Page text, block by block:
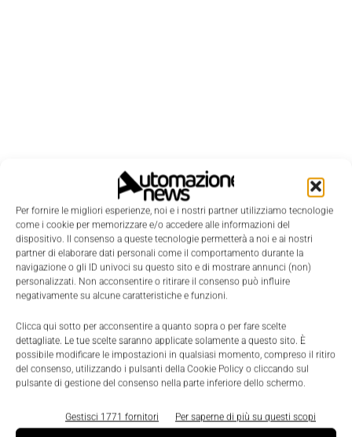
Per fornire le migliori esperienze, noi e i nostri partner utilizziamo tecnologie
come i cookie per memorizzare e/o accedere alle informazioni del
dispositivo. Il consenso a queste tecnologie permetterà a noi e ai nostri
partner di elaborare dati personali come il comportamento durante la
navigazione o gli ID univoci su questo sito e di mostrare annunci (non)
personalizzati. Non acconsentire o ritirare il consenso può influire
negativamente su alcune caratteristiche e funzioni.
Clicca qui sotto per acconsentire a quanto sopra o per fare scelte
dettagliate. Le tue scelte saranno applicate solamente a questo sito. È
possibile modificare le impostazioni in qualsiasi momento, compreso il ritiro
del consenso, utilizzando i pulsanti della Cookie Policy o cliccando sul
pulsante di gestione del consenso nella parte inferiore dello schermo.
Gestisci 1771 fornitori Per saperne di più su questi scopi
Edicola